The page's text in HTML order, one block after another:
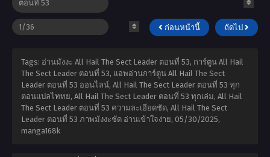
ก่อนหน้านี้ ถัดไป
Tags: อ่านมังงะ All Hail The Sect Leader ตอนที่ 53, การ์ตูน All Hail
The Sect Leader ตอนที่ 53, แอพอ่านการ์ตูน All Hail The Sect
Leader ตอนที่ 53 ออนไลน์, All Hail The Sect Leader ตอนที่ 53 ทุก
ตอนแปลไททย, All Hail The Sect Leader ตอนที่ 53 ทุกเล่ม, All Hail
The Sect Leader ตอนที่ 53 ความละเอียดชัด, All Hail The Sect
Leader ตอนที่ 53 ภาพมังงะชัด อ่านเข้าใจง่าย, 05/30/2025,
manga168k